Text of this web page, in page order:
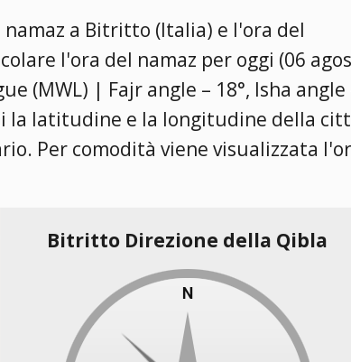
a Bitritto (Italia) e l'ora del
l'ora del namaz per oggi (06
(MWL) | Fajr angle – 18°, Isha angle
la latitudine e la longitudine della
Per comodità viene visualizzata
Bitritto Direzione della Qibla